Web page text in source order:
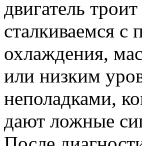
двигатель
сталкиваемся с
охлаждения,
или низким
неполадками,
дают ложные